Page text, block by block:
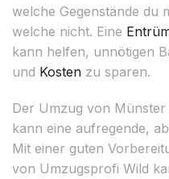
welche Gegenstände du
welche nicht. Eine
kann helfen, unnötigen
und Kosten zu sparen.
Der Umzug von
kann eine aufregende,
Mit einer guten
von Umzugsprofi Wild